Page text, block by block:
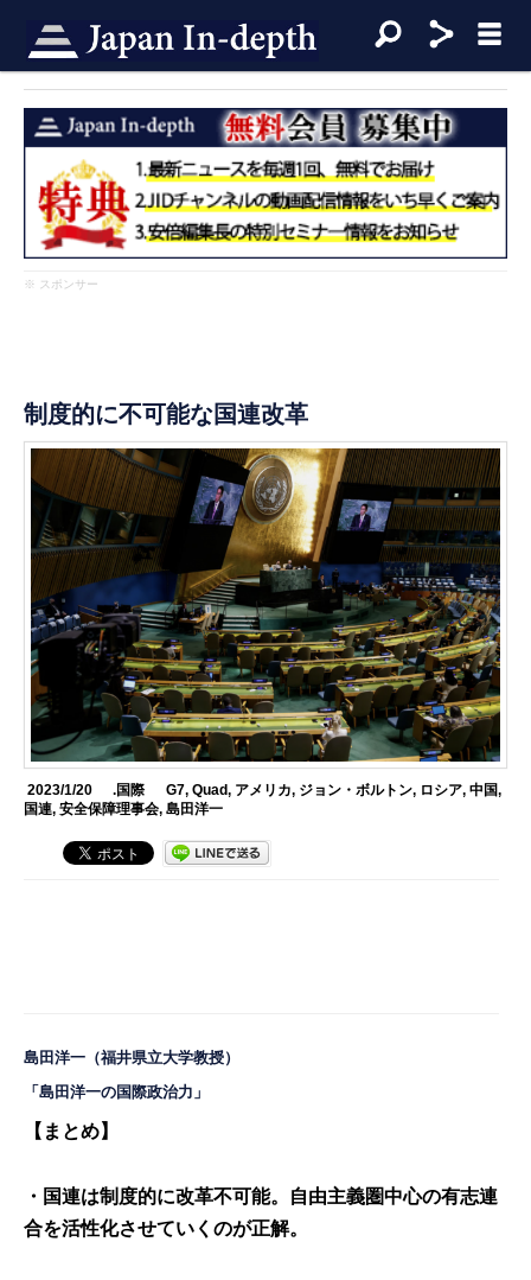
※ スポンサー
制度的に不可能な国連改革
2023/1/20 .国際 G7, Quad, アメリカ, ジョン・ボルトン, ロシア, 中国,
国連,安全保障理事会,島田洋一
島田洋一 （福井県立大学教授）
「島田洋一の国際政治力」
【まとめ】
・国連は制度的に改革不可能。自由主義圏中心の有志連
合を活性化させていくのが正解。